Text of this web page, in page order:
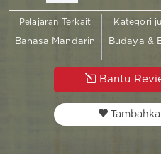
Pelajaran Terkait
Bahasa Mandarin
Kategori
Budaya &
Bantu